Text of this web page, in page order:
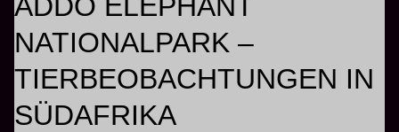
NATIONALPARK –
TIERBEOBACHTUNGEN IN
SÜDAFRIKA